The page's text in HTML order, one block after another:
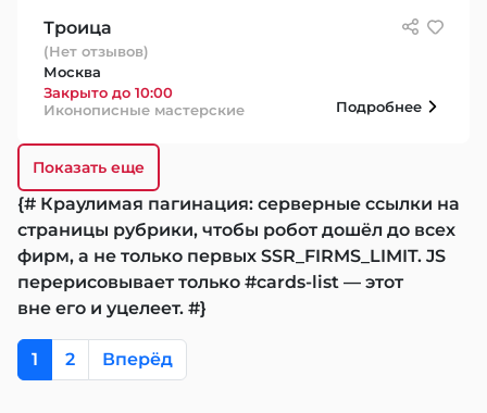
Троица
(Нет отзывов)
Москва
Закрыто до 10:00
Иконописные мастерские
Подробнее
Показать еще
{# Краулимая пагинация: серверные ссылки на
страницы рубрики, чтобы робот дошёл до всех
фирм, а не только первых SSR_FIRMS_LIMIT. JS
перерисовывает только #cards-list — этот
вне его и уцелеет. #}
1 2 Вперёд